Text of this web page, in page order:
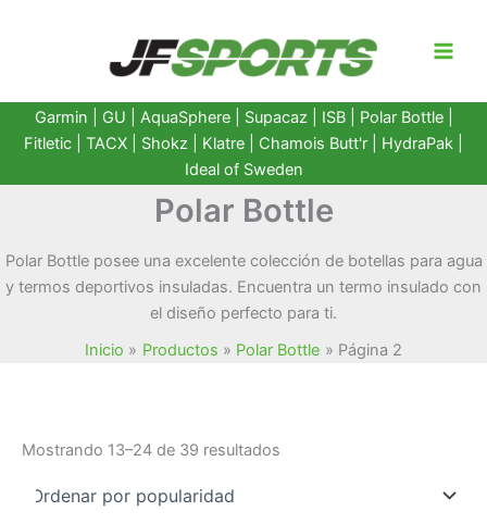
Garmin GU AquaSphere| Supacaz | ISB | Polar Bottle|
Fitletic
TACX Shokz Klatre Chamois Butt'r HydraPak
Ideal of Sweden
Polar Bottle
Polar Bottle posee una excelente colección de botellas para agua
y termos deportivos insuladas. Encuentra un termo insulado con
el diseño perfecto para ti.
Inicio
Productos Polar Bottle Página 2
Mostrando 13–24 de 39 resultados